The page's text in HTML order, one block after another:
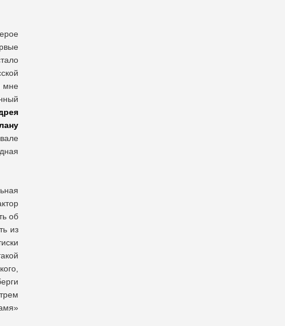
мне
об
из